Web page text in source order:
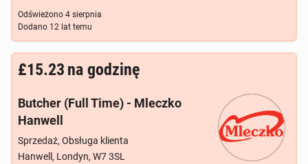
Odświeżono 4 sierpnia
Dodano 12 lat temu
£15.23 na godzinę
Butcher (Full Time) - Mleczko
Hanwell
Sprzedaż, Obsługa klienta
Hanwell, Londyn, W7 3SL